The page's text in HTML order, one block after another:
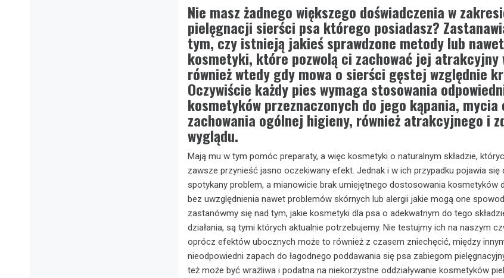
Nie masz żadnego większego doświadczenia w
pielęgnacji sierści psa którego posiadasz?
tym, czy istnieją jakieś sprawdzone metody lub
kosmetyki, które pozwolą ci zachować jej atrakcyjny
również wtedy gdy mowa o sierści gęstej względnie
Oczywiście każdy pies wymaga stosowania
kosmetyków przeznaczonych do jego kąpania, mycia
zachowania ogólnej higieny, również atrakcyjnego i
wyglądu.
Mają mu w tym pomóc preparaty, a więc kosmetyki o naturalnym składzie,
zawsze przynieść jasno oczekiwany efekt. Jednak i w ich przypadku pojawia
spotykany problem, a mianowicie brak umiejętnego dostosowania kosmetyków
bez uwzględnienia nawet problemów skórnych lub alergii jakie mogą one
zastanówmy się nad tym, jakie kosmetyki dla psa o adekwatnym do tego
działania, są tymi których aktualnie potrzebujemy. Nie testujmy ich na naszym
oprócz efektów ubocznych może to również z czasem zniechęcić, między
nieodpowiedni zapach do łagodnego poddawania się psa zabiegom
też może być wrażliwa i podatna na niekorzystne oddziaływanie kosmetyków